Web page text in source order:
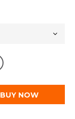
BUY NOW